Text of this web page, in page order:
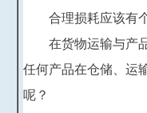
合理损耗应该有
在货物运输与产品
任何产品在仓储、运
呢？